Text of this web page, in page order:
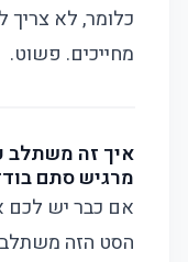
כלומר, לא צריך
מחייכים. פשוט.
איך זה משתלב
מרגיש סתם
אם כבר יש לכם
הסט הזה משתלב